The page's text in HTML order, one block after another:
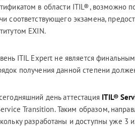
в области ITIL®, возможно
соответствующего экзамена,
EXIN.
ITIL Expert не является
получения данной степени
день аттестация ITIL®
Transition. Таким образом,
разработаны и доступны уже 3